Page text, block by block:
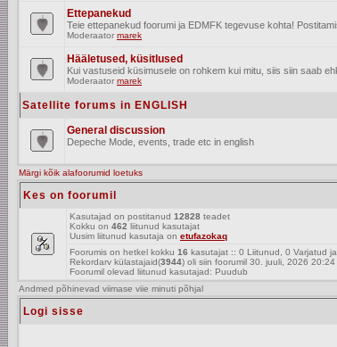
Ettepanekud
Teie ettepanekud foorumi ja EDMFK tegevuse kohta!
Moderaator marek
Hääletused, küsitlused
Kui vastuseid küsimusele on rohkem kui mitu, siis siin saab
Moderaator marek
Satellite forums in ENGLISH
General discussion
Depeche Mode, events, trade etc in english
Märgi kõik alafoorumid loetuks
Kes on foorumil
Kasutajad on postitanud 12828 teadet
Kokku on 462 liitunud kasutajat
Uusim liitunud kasutaja on etufazokaq
Foorumis on hetkel kokku 16 kasutajat :: 0 Liitunud, 0 Varjatud
Rekordarv külastajaid(3944) oli siin foorumil 30. juuli, 2026 20:24
Foorumil olevad liitunud kasutajad: Puudub
Andmed põhinevad viimase viie minuti põhjal
Logi sisse